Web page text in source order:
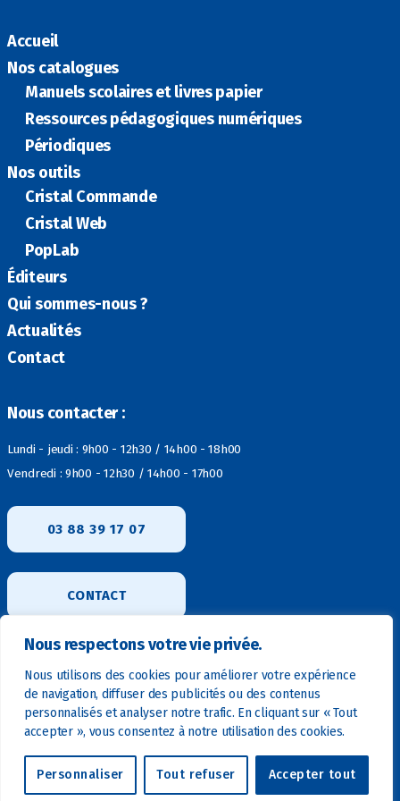
Nous respectons votre vie privée.
Nous utilisons des cookies pour améliorer votre expérience
de navigation, diffuser des publicités ou des contenus
personnalisés et analyser notre trafic. En cliquant sur « Tout
accepter », vous consentez à notre utilisation des cookies.
Personnaliser Tout refuser Accepter tout
Accueil
Nos catalogues
Manuels scolaires et livres papier
Ressources pédagogiques numériques
Périodiques
Nos outils
Cristal Commande
Cristal Web
PopLab
Éditeurs
Qui sommes-nous ?
Actualités
Contact
Nous contacter :
Lundi - jeudi : 9h00 - 12h30 / 14h00 - 18h00
Vendredi : 9h00 - 12h30 / 14h00 - 17h00
03 88 39 17 07
CONTACT
Mentions légales